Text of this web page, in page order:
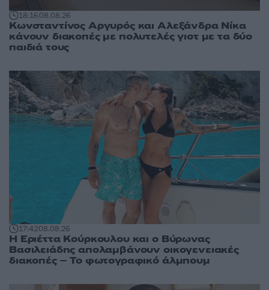
18:1608.08.26
Κωνσταντίνος Αργυρός και Αλεξάνδρα Νίκα
κάνουν διακοπές με πολυτελές γιοτ με τα δύο
παιδιά τους
17:4208.08.26
Η Εριέττα Κούρκουλου και ο Βύρωνας
Βασιλειάδης απολαμβάνουν οικογενειακές
διακοπές – Το φωτογραφικό άλμπουμ